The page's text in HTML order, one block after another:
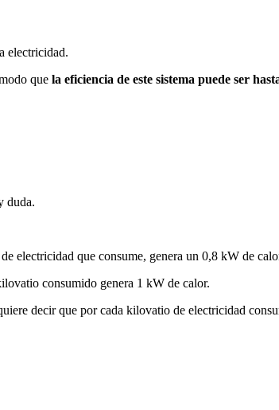
electricidad.
que la eficiencia de este sistema puede ser
duda.
electricidad que consume, genera un 0,8 kW de
consumido genera 1 kW de calor.
decir que por cada kilovatio de electricidad